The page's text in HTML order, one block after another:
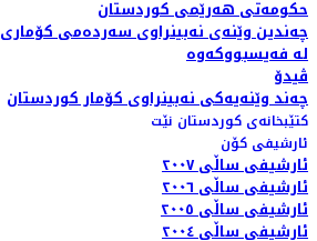
حکومەتی هەرێمی کوردستان
چەندین وێنەی نەبینراوی سەردەمی
لە فەیسبووکەوە
ڤیدۆ
چەند وێنەیەکی نەبینراوی کۆمار کوردستان
کتێبخانەی کوردستان نێت
ئارشیفی کۆن
ئارشیفی ساڵی ٢٠٠٧
ئارشیفی ساڵی ٢٠٠٦
ئارشیفی ساڵی ٢٠٠٥
ئارشیفی ساڵی ٢٠٠٤